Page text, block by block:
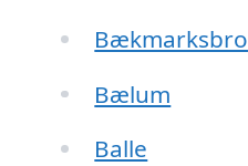
Bækmarksbro
Bælum
Balle